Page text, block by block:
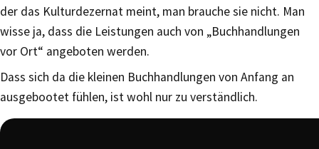
der das Kulturdezernat meint, man brauche sie nicht. Man
wisse ja, dass die Leistungen auch von „Buchhandlungen
vor Ort“ angeboten werden.
Dass sich da die kleinen Buchhandlungen von Anfang an
ausgebootet fühlen, ist wohl nur zu verständlich.